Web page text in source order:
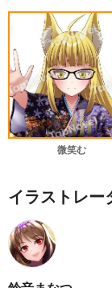
微笑む
イラストレー